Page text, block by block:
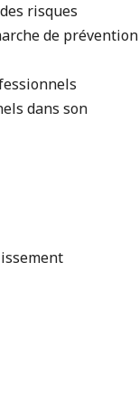
risques
de prévention
dans son